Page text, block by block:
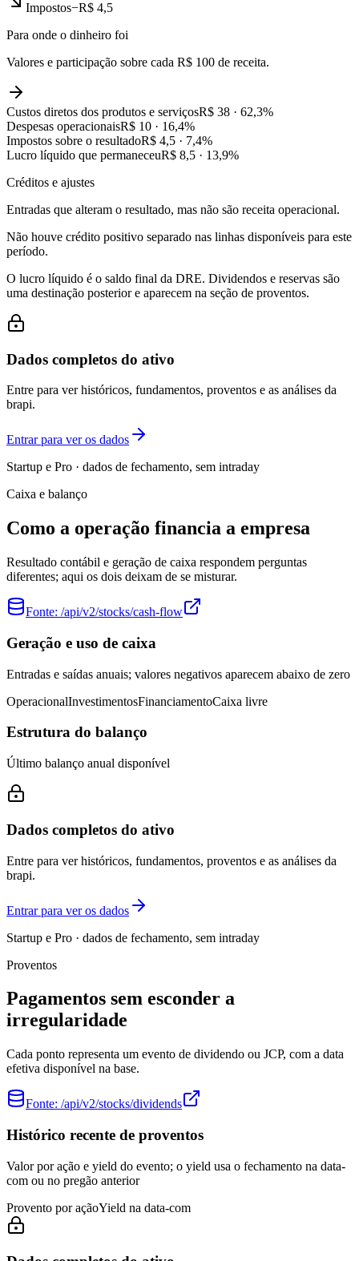
Impostos−R$ 4,5
Para onde o dinheiro foi
Valores e participação sobre cada R$ 100 de receita.
Custos diretos dos produtos e serviçosR$ 38 · 62,3%
Despesas operacionaisR$ 10 · 16,4%
Impostos sobre o resultadoR$ 4,5 · 7,4%
Lucro líquido que permaneceuR$ 8,5 · 13,9%
Créditos e ajustes
Entradas que alteram o resultado, mas não são receita operacional.
Não houve crédito positivo separado nas linhas disponíveis para este
período.
O lucro líquido é o saldo final da DRE. Dividendos e reservas são
uma destinação posterior e aparecem na seção de proventos.
Dados completos do ativo
Entre para ver históricos, fundamentos, proventos e as análises da
brapi.
Entrar para ver os dados
Startup e Pro · dados de fechamento, sem intraday
Caixa e balanço
Como a operação financia a empresa
Resultado contábil e geração de caixa respondem perguntas
diferentes; aqui os dois deixam de se misturar.
Fonte: /api/v2/stocks/cash-flow
Geração e uso de caixa
Entradas e saídas anuais; valores negativos aparecem abaixo de zero
OperacionalInvestimentosFinanciamentoCaixa livre
Estrutura do balanço
Último balanço anual disponível
Dados completos do ativo
Entre para ver históricos, fundamentos, proventos e as análises da
brapi.
Entrar para ver os dados
Startup e Pro · dados de fechamento, sem intraday
Proventos
Pagamentos sem esconder a
irregularidade
Cada ponto representa um evento de dividendo ou JCP, com a data
efetiva disponível na base.
Fonte: /api/v2/stocks/dividends
Histórico recente de proventos
Valor por ação e yield do evento; o yield usa o fechamento na data-
com ou no pregão anterior
Provento por açãoYield na data-com